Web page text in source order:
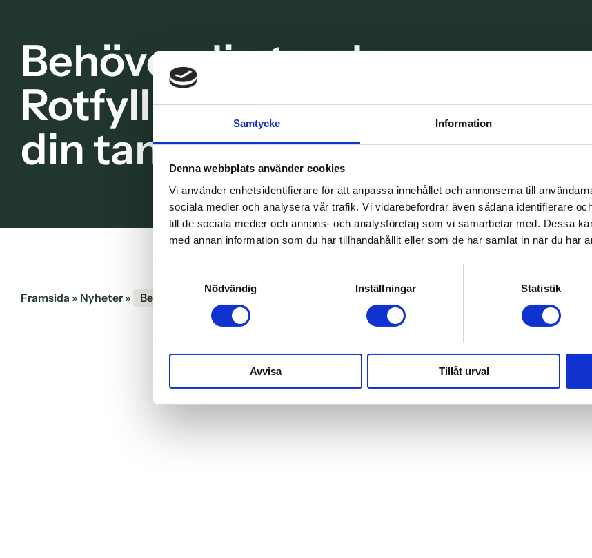
Samtycke Information
Denna webbplats använder cookies
Vi använder enhetsidentifierare för att anpassa innehållet och annonserna till
sociala medier och analysera vår trafik. Vi vidarebefordrar även sådana identifierare
till de sociala medier och annons- och analysföretag som vi samarbetar med. Dessa
med annan information som du har tillhandahållit eller som de har samlat in när du har
Nödvändig
Inställningar Statistik
Avvisa Tillåt urval
Behöver din tand en
Rotfyllning? Besök
din tandläkare i Malmö
Framsida » Nyheter» Behöver din tand en Rotfyllning? Besök TandCity, din tandläkare i Malmö